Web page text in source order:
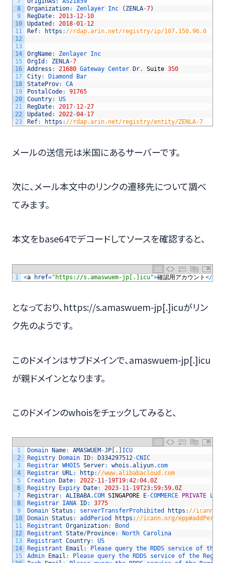
8
9
10
11
12
13
14
15
16
17
18
19
20
21
22
23
Organization: Zenlayer Inc ( ZENLA-7)
RegDate: 2013-12-10
Updated : 2018-01-12
Ref: https : //rdap.arin.net/registry/ip/107.150.96.0
OrgName: Zenlayer Inc
OrgId : ZENLA-7
Address : 21680 Gateway Center Dr. Suite 350
City: Diamond
Bar
StateProv:
CA
PostalCode:
91765
Country:
US
RegDate: 2017-12-27
Updated : 2022-04-17
Ref: https : //rdap.arin.net/registry/entity/ZENLA-7
メールの送信元は米国にあるサーバーです。
次に、メール本文中のリンクの遷移先について調べ
てみます。
本文をbase64でデコードしてソースを確認すると、
1 <a href="https://s.amaswuem-jp[.]icu">確認用アカウント </
となっており、https://s.amaswuem-jp[.]icuがリン
ク先のようです。
このドメインはサブドメインで、amaswuem-jp[.]icu
が親ドメインとなります。
このドメインのwhoisをチェックしてみると、
1
2
3
4
5
6
7
8
9
10
11
12
13
14
15
Domain Name: AMASWUEM -JP .
ICU
Registry
Domain ID: D334297512-CNIC
Registrar WHOIS Server: whois .aliyun. com
Registrar URL: http: //www.alibabacloud.com
Creation
Date: 2022-11-19T19:42:04.0Z
Registry
Expiry Date: 2023-11-19T23:59:59.0Z
Registrar: ALIBABA.COM SINGAPORE E-COMMERCE PRIVATE
Registrar IANA ID:
3775
Domain Status : serverTransferProhibited https : //
Domain Status : addPeriod https : //icann.org/epp#addPeriod
Registrant Organization:
Bond
Registrant State/Province: North Carolina
Registrant Country:
US
Registrant
Email : Please query the RDDS service of the
Admin
Email : Please query the RDDS service of the